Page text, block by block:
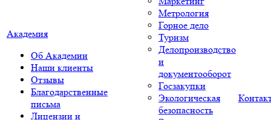
Академия
Об Академии
Наши клиенты
Отзывы
Благодарственные
письма
Лицензии и
Метрология
Горное дело
Туризм
Делопроизводство
и
документооборот
Госзакупки
Экологическая
безопасность